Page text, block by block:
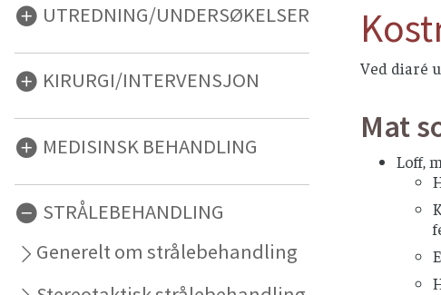
UTREDNING/UNDERSØKELSER
KIRURGI/INTERVENSJON
MEDISINSK BEHANDLING
STRÅLEBEHANDLING
Generelt om strålebehandling
Ved diaré
Mat
Loff,